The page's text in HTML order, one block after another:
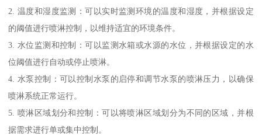
2. 温度和湿度监测：可以实时监测环境的温度和湿度，并根据设定
的阈值进行喷淋控制，以维持适宜的环境条件。
3. 水位监测和控制：可以监测水箱或水源的水位，并根据设定的水
位阈值进行自动或停止喷淋。
4. 水泵控制：可以控制水泵的启停和调节水泵的喷淋压力，以确保
喷淋系统正常运行。
5. 喷淋区域划分和控制：可以将喷淋区域划分为不同的区域，并根
据需求进行单或集中控制。